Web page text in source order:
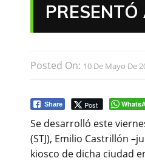
Posted On: 10 De Mayo De
Share Post
Se desarrolló este
(STJ), Emilio Castrillón
kiosco de dicha ciudad